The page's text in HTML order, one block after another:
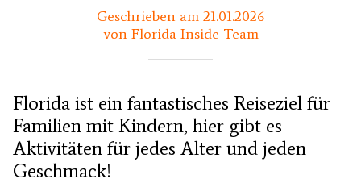
Geschrieben am 21.01.2026
von Florida Inside Team
Florida ist ein fantastisches Reiseziel für
Familien mit Kindern, hier gibt es
Aktivitäten für jedes Alter und jeden
Geschmack!